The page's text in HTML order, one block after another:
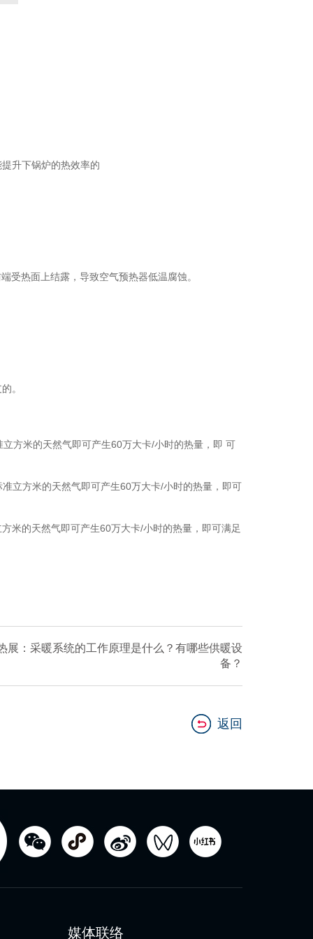
升下锅炉的热效率的
热面上结露，导致空气预热器低温腐蚀。
。
方米的天然气即可产生60万大卡/小时的热量，即 可
立方米的天然气即可产生60万大卡/小时的热量，即可
的天然气即可产生60万大卡/小时的热量，即可满足
展：采暖系统的工作原理是什么？有哪些供暖设
备？
返回
媒体联络